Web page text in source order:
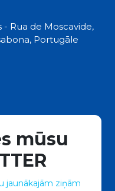
Rua de Moscavide,
Portugāle
mūsu
jaunākajām ziņām